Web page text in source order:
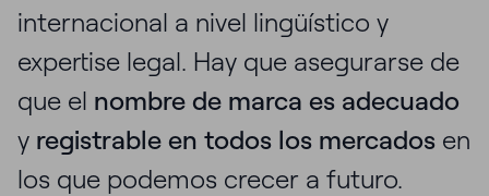
internacional a nivel lingüístico y
expertise legal. Hay que asegurarse de
que el nombre de marca es adecuado
y registrable en todos los mercados en
los que podemos crecer a futuro.